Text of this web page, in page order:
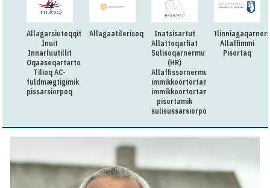
Allagarsiuteqqitaq:
Inuit
Innarluutillit
Oqaaseqartartorqarfia
Tilioq AC-
fuldmægtigimik
pissarsiorpoq
Allagaatilerisoq
Inatsisartut
Allattoqarfiat
Sulisoqarnermut
(HR)
Allaffissornermullu
immikkoortortamut
immikkoortortami
pisortamik
sulisussarsiorpoq
Allaffimmi
Pisortaq